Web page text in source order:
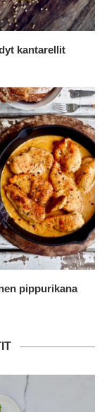
kantarellit
pippurikana